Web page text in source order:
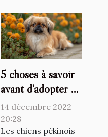
5 choses à savoir
avant d'adopter un
chien pékinois
14 décembre 2022
20:28
Les chiens pékinois